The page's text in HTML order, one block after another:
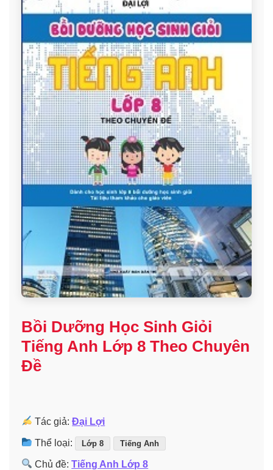
Bồi Dưỡng Học Sinh Giỏi
Tiếng Anh Lớp 8 Theo Chuyên
Đề
Tác giả:Đại Lợi
Thể loại: Lớp 8 Tiếng Anh
Chủ đề:Tiếng Anh Lớp 8